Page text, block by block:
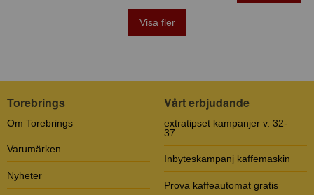
Visa fler
Torebrings
Om Torebrings
Varumärken
Nyheter
Vårt erbjudande
extratipset kampanjer v. 32-
37
Inbyteskampanj kaffemaskin
Prova kaffeautomat gratis